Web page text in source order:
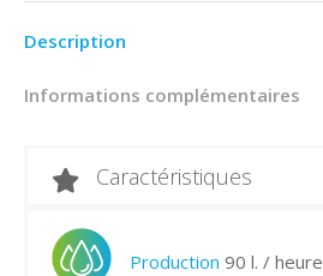
Description
Informations complémentaires
Caractéristiques
Production 90 l. / heure